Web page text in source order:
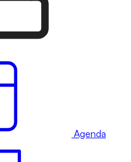
Agenda